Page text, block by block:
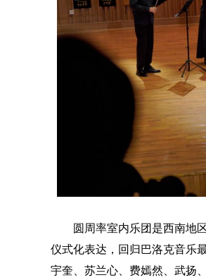
圆周率室内乐团是西南地
仪式化表达，回归巴洛克音乐
宇奎、苏兰心、费嫣然、武扬